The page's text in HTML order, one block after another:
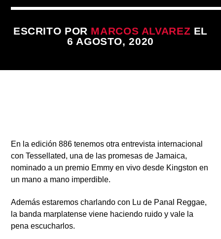
ESCRITO POR MARCOS ALVAREZ EL
6 AGOSTO, 2020
En la edición 886 tenemos otra entrevista internacional
conTessellated, una de las promesas de Jamaica,
nominado a un premio Emmy en vivo desde Kingston en
un mano a mano imperdible.
Además estaremos charlando con Lu de Panal Reggae,
la banda marplatense viene haciendo ruido y vale la
pena escucharlos.